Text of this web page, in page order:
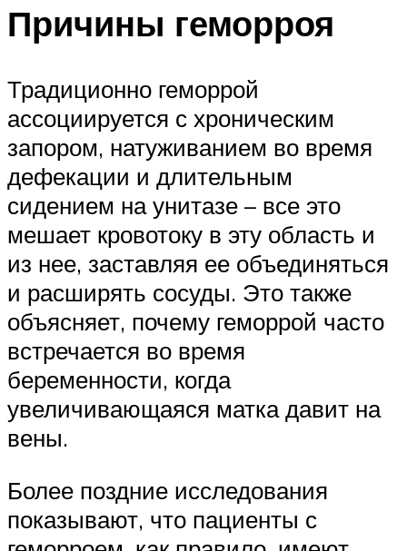
Причины геморроя
Традиционно геморрой
ассоциируется с хроническим
запором, натуживанием во время
дефекации и длительным
сидением на унитазе – все это
мешает кровотоку в эту область и
из нее, заставляя ее объединяться
и расширять сосуды. Это также
объясняет, почему геморрой часто
встречается во время
беременности, когда
увеличивающаяся матка давит на
вены.
Более поздние исследования
показывают, что пациенты с